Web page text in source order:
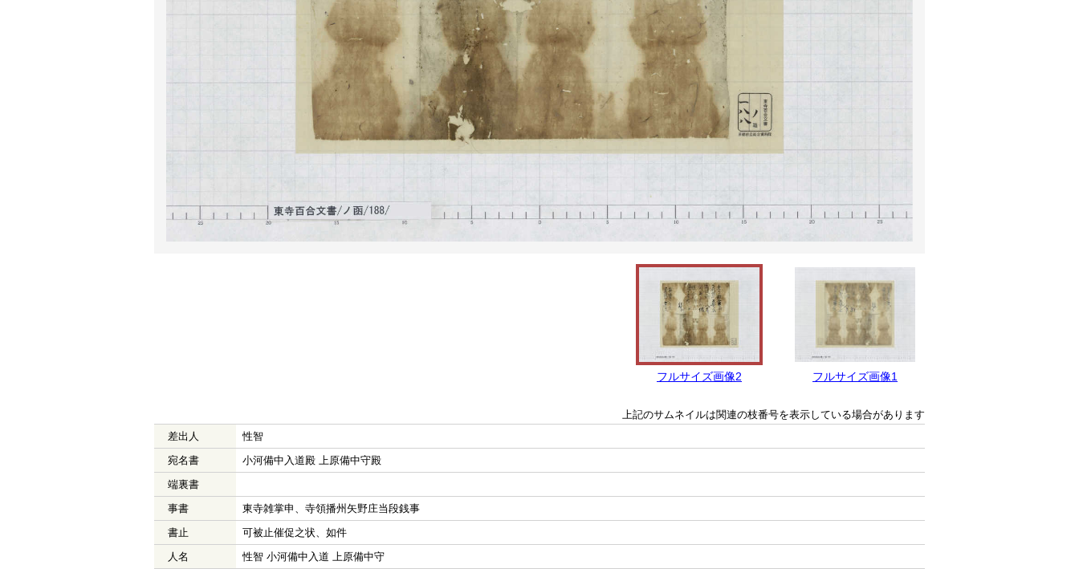
フルサイズ画像2 フルサイズ画像1
上記のサムネイルは関連の枝番号を表示している場合があります
差出人
性智
宛名書
小河備中入道殿 上原備中守殿
端裏書
事書
東寺雑掌申、寺領播州矢野庄当段銭事
書止
可被止催促之状、如件
人名
性智 小河備中入道 上原備中守